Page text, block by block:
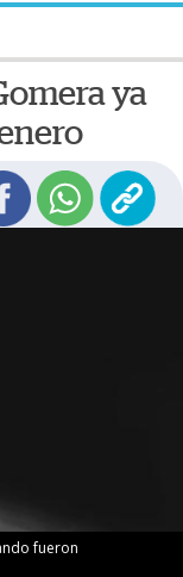
ya
fueron